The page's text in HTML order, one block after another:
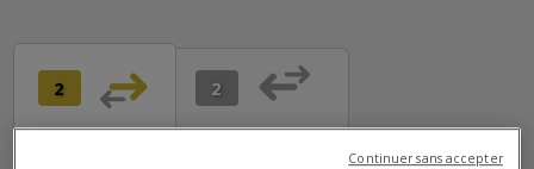
2 ➜
➜ 2 ➜
➜
Continuer sans accepter